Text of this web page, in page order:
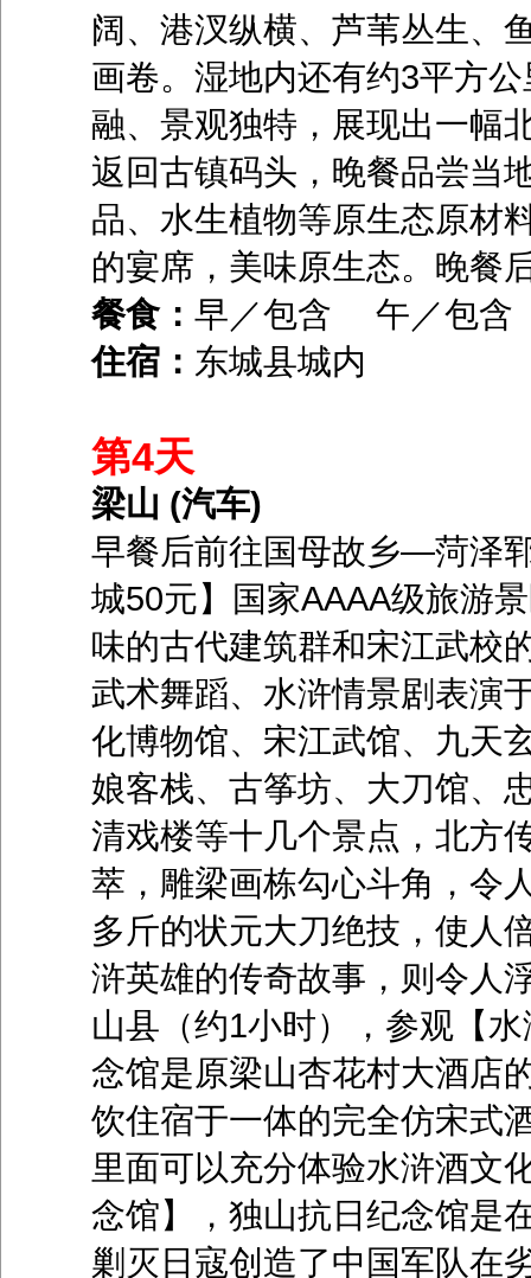
阔、港汊纵横、芦苇丛生、
画卷。湿地内还有约3平方
融、景观独特，展现出一幅
返回古镇码头，晚餐品尝当
品、水生植物等原生态原材
的宴席，美味原生态。晚餐
餐食： 早／包含 午／包
住宿： 东城县城内
第4天
梁山 (汽车)
早餐后前往国母故乡—菏泽
城50元】国家AAAA级旅游
味的古代建筑群和宋江武校
武术舞蹈、水浒情景剧表演
化博物馆、宋江武馆、九天
娘客栈、古筝坊、大刀馆、
清戏楼等十几个景点，北方
萃，雕梁画栋勾心斗角，令
多斤的状元大刀绝技，使人
浒英雄的传奇故事，则令人
山县（约1小时），参观【
念馆是原梁山杏花村大酒店
饮住宿于一体的完全仿宋式
里面可以充分体验水浒酒文
念馆】，独山抗日纪念馆是
剿灭日寇创造了中国军队在